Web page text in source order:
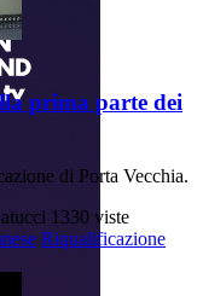
prima parte dei
di Porta Vecchia.
1330 viste
Riqualificazione